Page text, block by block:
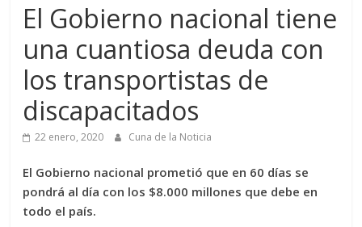
El Gobierno nacional tiene
una cuantiosa deuda con
los transportistas de
discapacitados
22 enero, 2020 Cuna de la Noticia
El Gobierno nacional prometió que en 60 días se
pondrá al día con los $8.000 millones que debe en
todo el país.